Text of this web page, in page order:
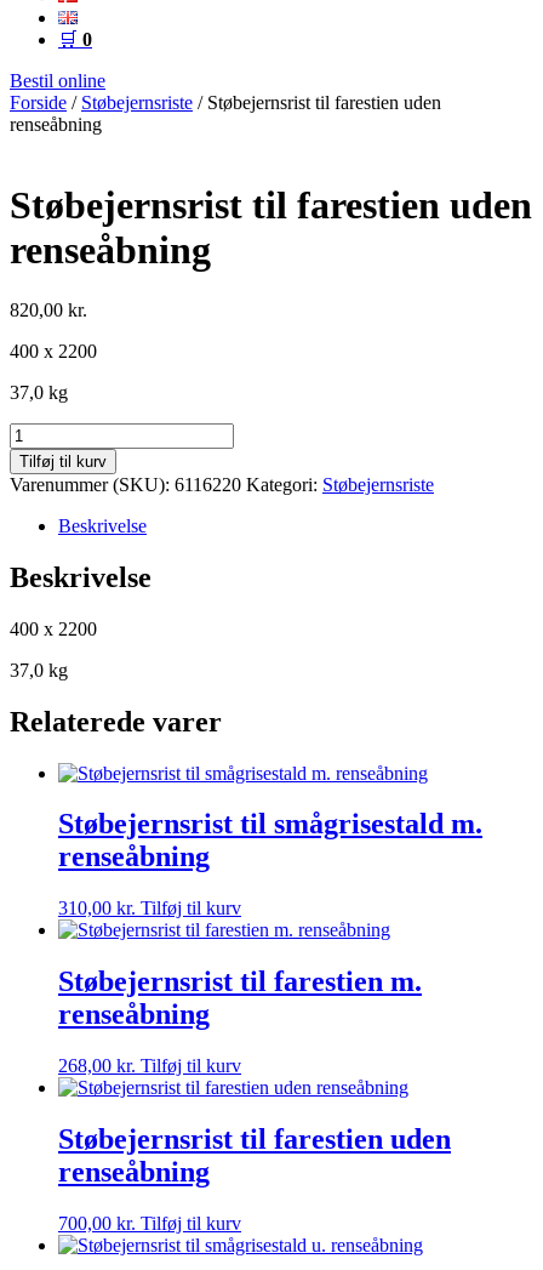
🛒 0
Bestil online
Forside / Støbejernsriste / Støbejernsrist til farestien uden
renseåbning
Støbejernsrist til farestien uden
renseåbning
820,00 kr.
400 x 2200
37,0 kg
Støbejernsrist
til
farestien
uden
renseåbning
Tilføj til kurv
Varenummer (SKU): 6116220 Kategori: Støbejernsriste
Beskrivelse
Beskrivelse
400 x 2200
37,0 kg
Relaterede varer
Støbejernsrist til smågrisestald m.
renseåbning
310,00 kr. Tilføj til kurv
Støbejernsrist til farestien m.
renseåbning
268,00 kr. Tilføj til kurv
Støbejernsrist til farestien uden
renseåbning
700,00 kr. Tilføj til kurv